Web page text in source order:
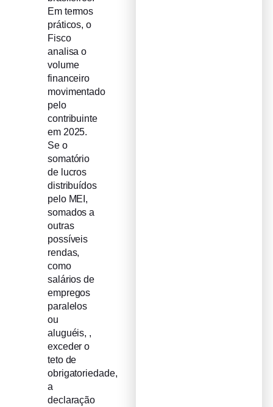
Em termos
práticos, o
Fisco
analisa o
volume
financeiro
movimentado
pelo
contribuinte
em 2025.
Se o
somatório
de lucros
distribuídos
pelo MEI,
somados a
outras
possíveis
rendas,
como
salários de
empregos
paralelos
ou
aluguéis, ,
exceder o
teto de
obrigatoriedade,
a
declaração